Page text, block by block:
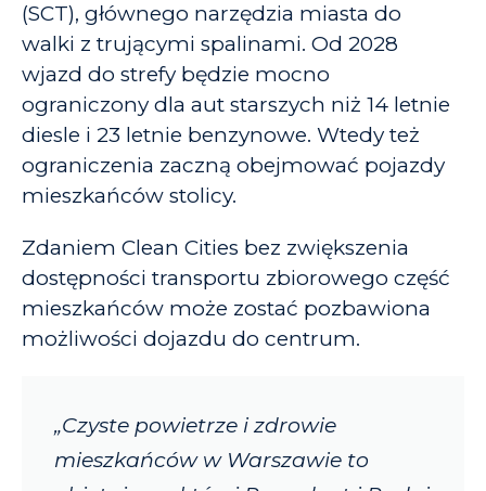
(SCT), głównego narzędzia miasta do
walki z trującymi spalinami. Od 2028
wjazd do strefy będzie mocno
ograniczony dla aut starszych niż 14 letnie
diesle i 23 letnie benzynowe. Wtedy też
ograniczenia zaczną obejmować pojazdy
mieszkańców stolicy.
Zdaniem Clean Cities bez zwiększenia
dostępności transportu zbiorowego część
mieszkańców może zostać pozbawiona
możliwości dojazdu do centrum.
„Czyste powietrze i zdrowie
mieszkańców w Warszawie to